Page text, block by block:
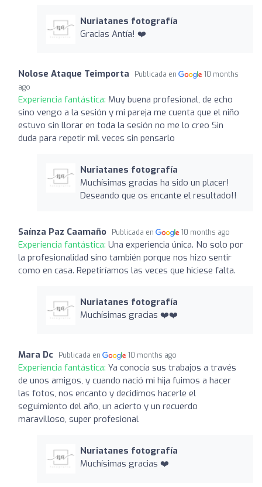
Nuriatanes fotografía
Gracias Antía! ❤️
Nolose Ataque Teimporta Publicada en
10 months
ago
Experiencia fantástica: Muy buena profesional, de echo
sino vengo a la sesión y mi pareja me cuenta que el niño
estuvo sin llorar en toda la sesión no me lo creo Sin
duda para repetir mil veces sin pensarlo
Nuriatanes fotografía
Muchísimas gracias ha sido un placer!
Deseando que os encante el resultado!!
Saínza Paz Caamaño Publicada en 10 months ago
Experiencia fantástica: Una experiencia única. No solo por
la profesionalidad sino también porque nos hizo sentir
como en casa. Repetiríamos las veces que hiciese falta.
Nuriatanes fotografía
Muchísimas gracias ❤️❤️
Mara Dc Publicada en 10 months ago
Experiencia fantástica: Ya conocía sus trabajos a través
de unos amigos, y cuando nació mi hija fuimos a hacer
las fotos, nos encanto y decidimos hacerle el
seguimiento del año, un acierto y un recuerdo
maravilloso, super profesional
Nuriatanes fotografía
Muchísimas gracias ❤️